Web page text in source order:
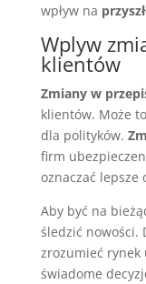
wpływ na
Wplyw
klientów
Zmiany w
klientów. Może
dla polityków.
firm
oznaczać lepsze
Aby być na
śledzić nowości.
zrozumieć rynek
świadome